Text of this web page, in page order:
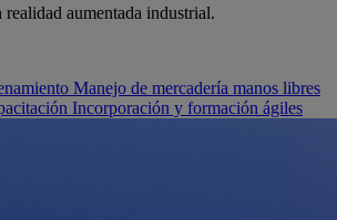
aumentada industrial.
Manejo de mercadería manos libres
Incorporación y formación ágiles